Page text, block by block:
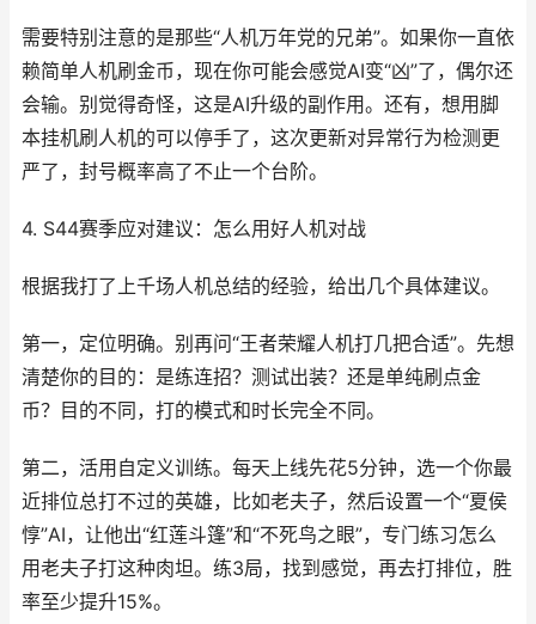
需要特别注意的是那些“人机万年党的兄弟”。如果你一直依
赖简单人机刷金币，现在你可能会感觉AI变“凶”了，偶尔还
会输。别觉得奇怪，这是AI升级的副作用。还有，想用脚
本挂机刷人机的可以停手了，这次更新对异常行为检测更
严了，封号概率高了不止一个台阶。
4. S44赛季应对建议：怎么用好人机对战
根据我打了上千场人机总结的经验，给出几个具体建议。
第一，定位明确。别再问“王者荣耀人机打几把合适”。先想
清楚你的目的：是练连招？测试出装？还是单纯刷点金
币？目的不同，打的模式和时长完全不同。
第二，活用自定义训练。每天上线先花5分钟，选一个你最
近排位总打不过的英雄，比如老夫子，然后设置一个“夏侯
惇”AI，让他出“红莲斗篷”和“不死鸟之眼”，专门练习怎么
用老夫子打这种肉坦。练3局，找到感觉，再去打排位，胜
率至少提升15%。